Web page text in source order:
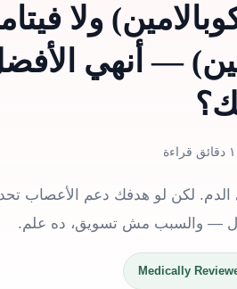
(ميثيلكوبالامين) ولا
— أنهي
قراءة
مستواه في الدم. لكن لو هدفك دعم الأعصاب
— والسبب مش تسويق، ده علم.
Medically